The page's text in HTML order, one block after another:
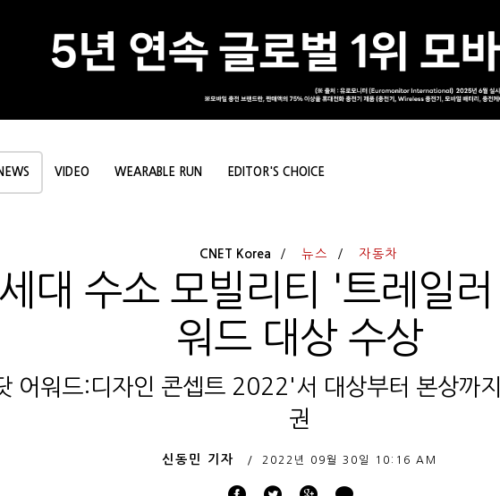
VIDEO WEARABLE RUN EDITOR'S CHOICE
CNET Korea 뉴스 자동차
대 수소 모빌리티 '트레일
워드 대상 수상
어워드:디자인 콘셉트 2022'서 대상부터 본상까
권
신동민 기자 2022년 09월 30일 10:16 AM